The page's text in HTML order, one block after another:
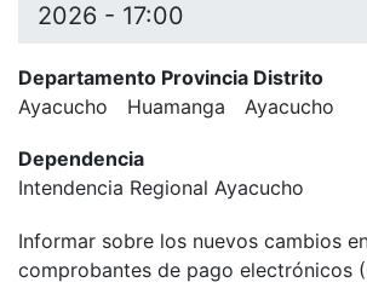
2026 - 17:00
Departamento Provincia Distrito
Ayacucho
Huamanga Ayacucho
Dependencia
Intendencia Regional Ayacucho
Informar sobre los nuevos cambios
comprobantes de pago electrónicos